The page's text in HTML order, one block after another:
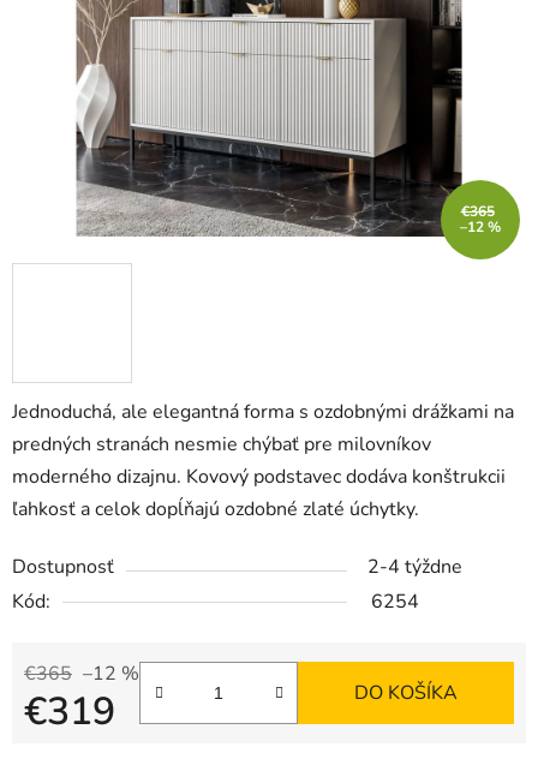
Jednoduchá, ale elegantná forma s ozdobnými drážkami na
predných stranách nesmie chýbať pre milovníkov
moderného dizajnu. Kovový podstavec dodáva konštrukcii
ľahkosť a celok dopĺňajú ozdobné zlaté úchytky.
Dostupnosť
2-4 týždne
Kód:
6254
€365 –12 %
€319 DO KOŠÍKA
hviezdičiek.
€365
–12 %